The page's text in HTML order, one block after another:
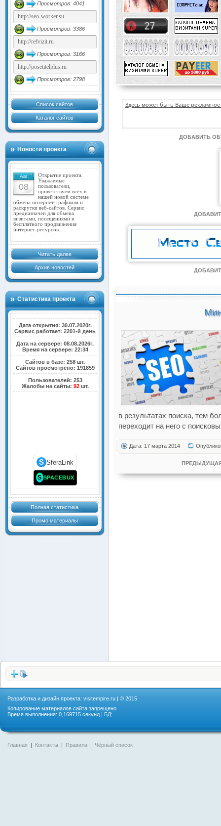
Просмотров: 4041
Просмотров: 3386
Просмотров: 3166
Просмотров: 2798
Список сайтов
Каталог сайтов
Новости проекта
Авг
08
Открытие проекта.
Уважаемые
пользователи,
приветствуем всех в
нашей новой системе
обмена интернет-трафиком и
раскрутки веб-сайтов. Сервис
предназначен для обмена
визитами, посещениями и
бесплатного продвижения
интернет-ресурсов.…
Читать далее
Архив новостей
Статистика проекта
Дата открытия: 30.07.2020г.
Сервис работает: 2201-й день
Дата на сервере: 08.08.2026г.
Время на сервере: 22:34
Сайтов в базе: 258 шт.
Сайтов просмотрено: 191859
Пользователей: 253
Жалобы на сайты: 92шт.
S SferaLink
S SPACEBUX
Полная статистика
Промо материалы
Здесь может быть Ваше
ДОБАВИТЬ
в результатах поиска, тем
переходит на него с
Дата: 17 марта 2014
Разработка и дизайн проекта: visitempire.ru | © 2015
Копирование материалов сайта запрещено
Время выполнения: 0,169715 секунд | БД:
Главная | Контакты | Правила | Чёрный список